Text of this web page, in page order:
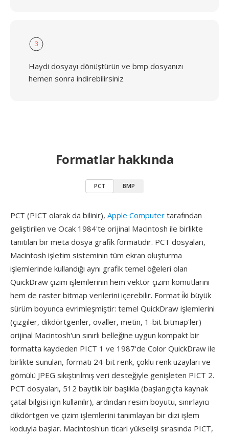
3
Haydi dosyayı dönüştürün ve bmp dosyanızı
hemen sonra indirebilirsiniz
Formatlar hakkında
PCT BMP
PCT (PICT olarak da bilinir), Apple Computer tarafından
geliştirilen ve Ocak 1984'te orijinal Macintosh ile birlikte
tanıtılan bir meta dosya grafik formatıdır. PCT dosyaları,
Macintosh işletim sisteminin tüm ekran oluşturma
işlemlerinde kullandığı aynı grafik temel öğeleri olan
QuickDraw çizim işlemlerinin hem vektör çizim komutlarını
hem de raster bitmap verilerini içerebilir. Format i̇ki büyük
sürüm boyunca evrimleşmiştir: temel QuickDraw işlemlerini
(çizgiler, dikdörtgenler, ovaller, metin, 1-bit bitmap'ler)
orijinal Macintosh'un sınırlı belleğine uygun kompakt bir
formatta kaydeden PICT 1 ve 1987'de Color QuickDraw ile
birlikte sunulan, formatı 24-bit renk, çoklu renk uzayları ve
gömülü JPEG sıkıştırılmış veri desteğiyle genişleten PICT 2.
PCT dosyaları, 512 baytlık bir başlıkla (başlangıçta kaynak
çatal bilgisi için kullanılır), ardından resim boyutu, sınırlayıcı
dikdörtgen ve çizim işlemlerini tanımlayan bir dizi işlem
koduyla başlar. Macintosh'un ticari yükselişi sırasında PICT,